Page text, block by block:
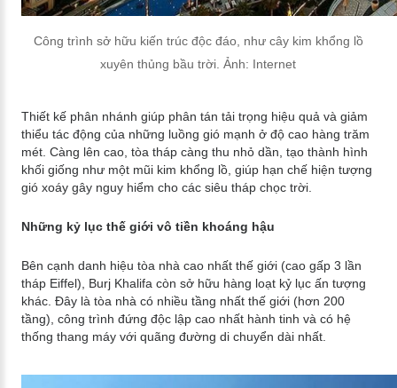
Công trình sở hữu kiến trúc độc đáo, như cây kim khổng lồ
xuyên thủng bầu trời. Ảnh: Internet
Thiết kế phân nhánh giúp phân tán tải trọng hiệu quả và giảm
thiểu tác động của những luồng gió mạnh ở độ cao hàng trăm
mét. Càng lên cao, tòa tháp càng thu nhỏ dần, tạo thành hình
khối giống như một mũi kim khổng lồ, giúp hạn chế hiện tượng
gió xoáy gây nguy hiểm cho các siêu tháp chọc trời.
Những kỷ lục thế giới vô tiền khoáng hậu
Bên cạnh danh hiệu tòa nhà cao nhất thế giới (cao gấp 3 lần
tháp Eiffel), Burj Khalifa còn sở hữu hàng loạt kỷ lục ấn tượng
khác. Đây là tòa nhà có nhiều tầng nhất thế giới (hơn 200
tầng), công trình đứng độc lập cao nhất hành tinh và có hệ
thống thang máy với quãng đường di chuyển dài nhất.